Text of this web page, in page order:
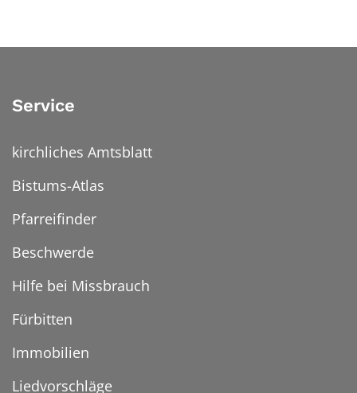
Service
kirchliches Amtsblatt
Bistums-Atlas
Pfarreifinder
Beschwerde
Hilfe bei Missbrauch
Fürbitten
Immobilien
Liedvorschläge